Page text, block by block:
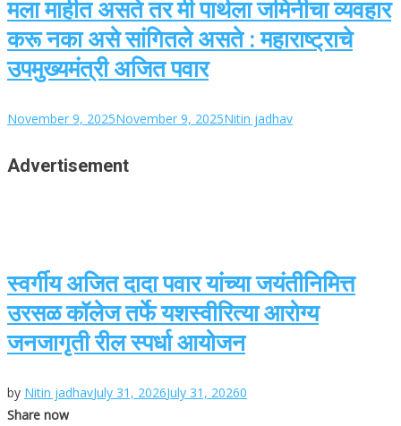
मला माहीत असते तर मी पार्थला जमिनीचा व्यवहार
करू नका असे सांगितले असते : महाराष्ट्राचे
उपमुख्यमंत्री अजित पवार
November 9, 2025November 9, 2025Nitin jadhav
Advertisement
स्वर्गीय अजित दादा पवार यांच्या जयंतीनिमित्त
उरसळ कॉलेज तर्फे यशस्वीरित्या आरोग्य
जनजागृती रील स्पर्धा आयोजन
by Nitin jadhavJuly 31, 2026July 31, 20260
Share now